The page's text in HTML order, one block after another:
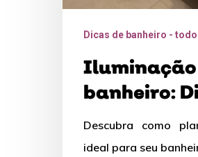
Dicas de banheiro -
banheiro:
essenciais
precisa
Descubra como
ideal para seu